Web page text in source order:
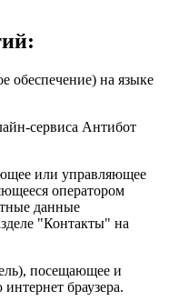
обеспечение) на языке
сервиса Антибот
или управляющее
оператором
данные
"Контакты" на
посещающее и
браузера.